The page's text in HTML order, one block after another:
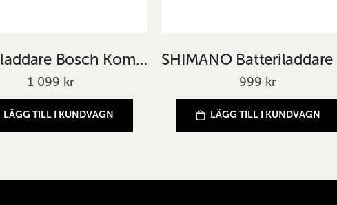
Batteriladdare Bosch Kompakt 2A 2013-
1 099 kr
LÄGG TILL I KUNDVAGN
999 kr
LÄGG TILL I KUNDVAGN